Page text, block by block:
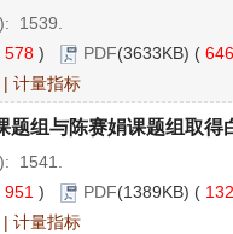
): 1539.
578 ) PDF(3633KB) ( 646
| 计量指标
题组与陈赛娟课题组取得
): 1541.
951 ) PDF(1389KB) (
| 计量指标